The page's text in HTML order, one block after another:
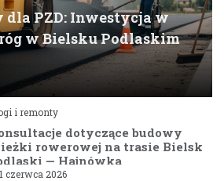
dla PZD: Inwestycja w
w Bielsku Podlaskim
i remonty
dotyczące budowy
rowerowej na trasie Bielsk
— Hajnówka
1 czerwca 2026